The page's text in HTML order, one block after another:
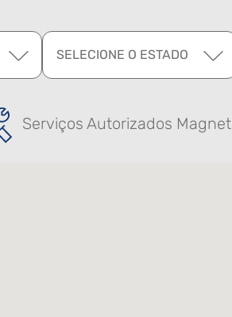
SELECIONE O ESTADO
Serviços Autorizados